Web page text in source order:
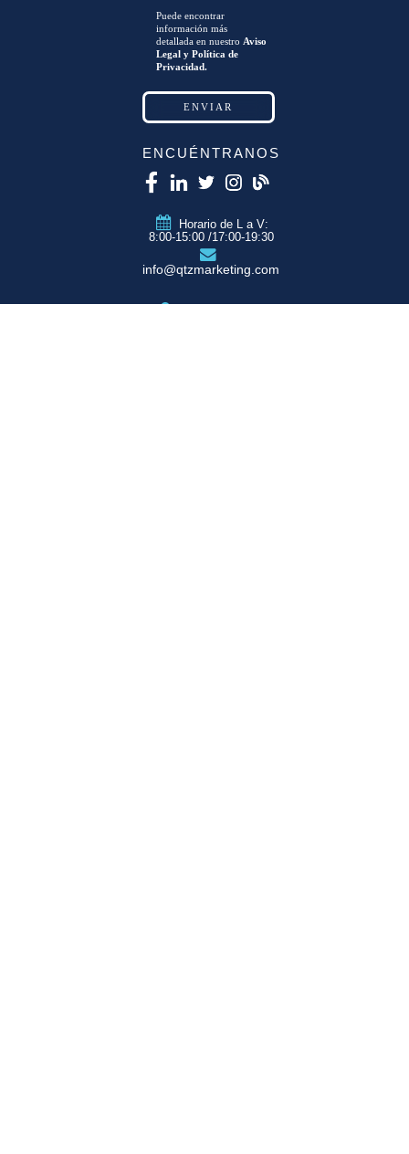
Puede encontrar
información más
detallada en nuestro Aviso
Legal y Política de
Privacidad.
ENCUÉNTRANOS
Horario de L a V:
8:00-15:00 /17:00-19:30
info@qtzmarketing.com